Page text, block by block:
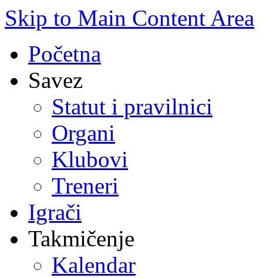
Skip to Main Content Area
Početna
Savez
Statut i pravilnici
Organi
Klubovi
Treneri
Igrači
Takmičenje
Kalendar